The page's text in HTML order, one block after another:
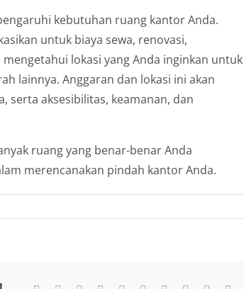
kebutuhan ruang kantor Anda.
untuk biaya sewa, renovasi,
lokasi yang Anda inginkan untuk
lainnya. Anggaran dan lokasi ini akan
serta aksesibilitas, keamanan, dan
ruang yang benar-benar Anda
merencanakan pindah kantor Anda.